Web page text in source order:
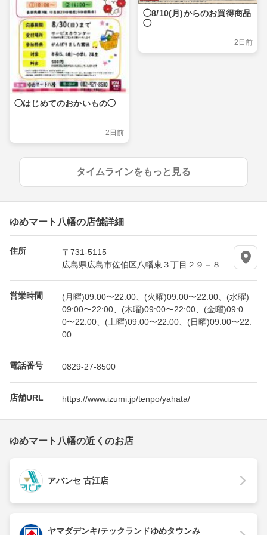
◯はじめてのおかいもの◯
2日前
◯8/10(月)からのお買得商品
◯
2日前
タイムラインをもっと見る
ゆめマート八幡の店舗詳細
住所
〒731-5115
広島県広島市佐伯区八幡東３丁目２９－８
営業時間
(月曜)09:00〜22:00、(火曜)09:00〜22:00、(水曜)
09:00〜22:00、(木曜)09:00〜22:00、(金曜)09:0
0〜22:00、(土曜)09:00〜22:00、(日曜)09:00〜22:
00
電話番号 0829-27-8500
店舗URL https://www.izumi.jp/tenpo/yahata/
ゆめマート八幡の近くのお店
アバンセ 古江店
ヤマダデンキ/テックランドゆめタウンみ